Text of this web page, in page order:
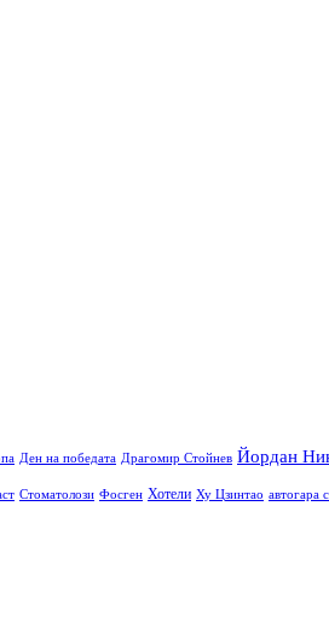
Ден на победата Драгомир Стойнев Йордан
Стоматолози Фосген Хотели Ху Цзинтао автогара